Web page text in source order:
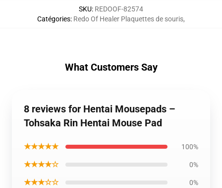
SKU: REDOOF-82574
Catégories: Redo Of Healer Plaquettes de souris,
What Customers Say
8 reviews for Hentai Mousepads –
Tohsaka Rin Hentai Mouse Pad
★★★★★ 100%
★★★★☆ 0%
★★★☆☆ 0%